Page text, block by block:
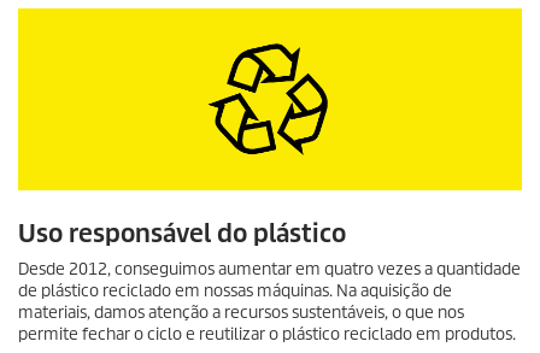
Uso responsável do plástico
Desde 2012, conseguimos aumentar em quatro vezes a quantidade
de plástico reciclado em nossas máquinas. Na aquisição de
materiais, damos atenção a recursos sustentáveis, o que nos
permite fechar o ciclo e reutilizar o plástico reciclado em produtos.